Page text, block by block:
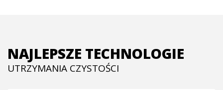
NAJLEPSZE TECHNOLOGIE
UTRZYMANIA CZYSTOŚCI